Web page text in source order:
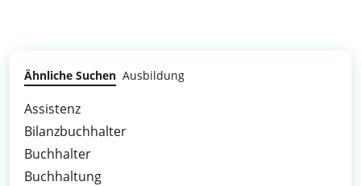
Ähnliche Suchen Ausbildung
Assistenz
Bilanzbuchhalter
Buchhalter
Buchhaltung